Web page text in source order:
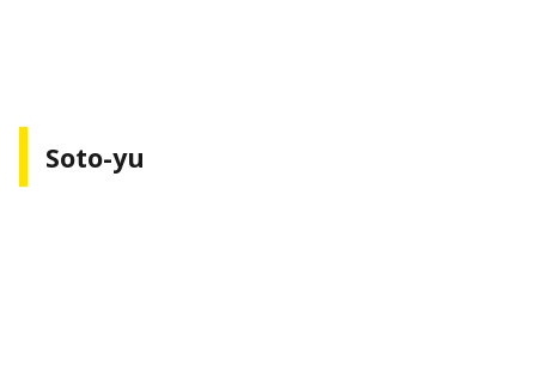
Soto-yu